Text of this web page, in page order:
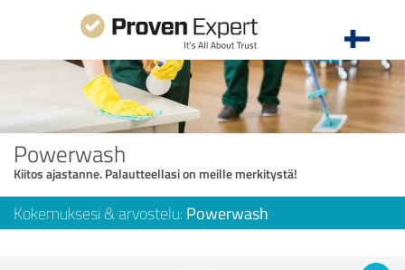
Powerwash
Kiitos ajastanne. Palautteellasi on meille merkitystä!
Kokemuksesi & arvostelu: Powerwash